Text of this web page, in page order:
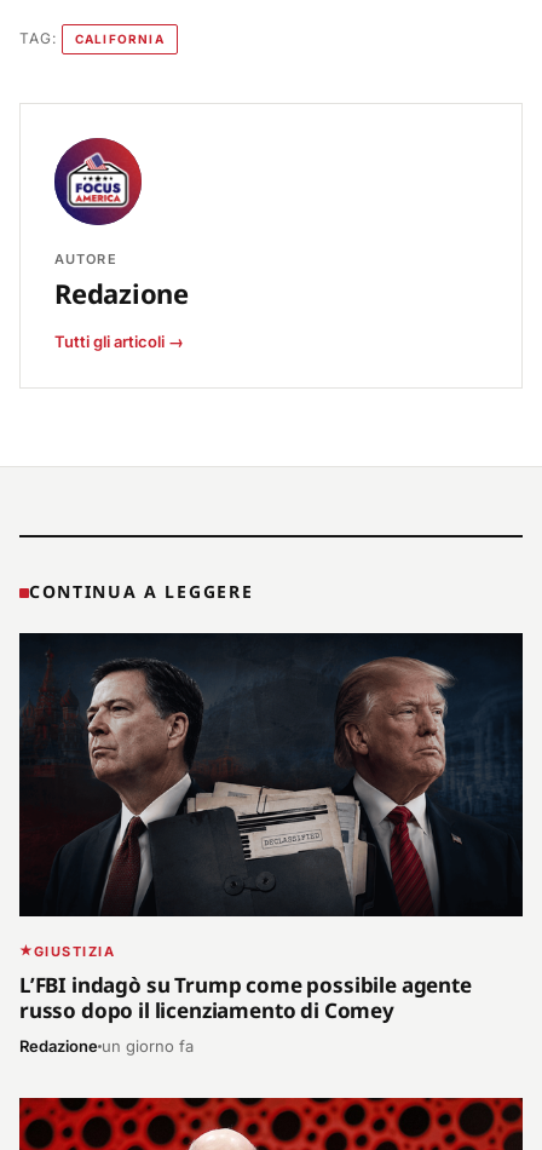
TAG: CALIFORNIA
AUTORE
Redazione
Tutti gli articoli →
CONTINUA A LEGGERE
GIUSTIZIA
L’FBI indagò su Trump come possibile agente
russo dopo il licenziamento di Comey
Redazione un giorno fa